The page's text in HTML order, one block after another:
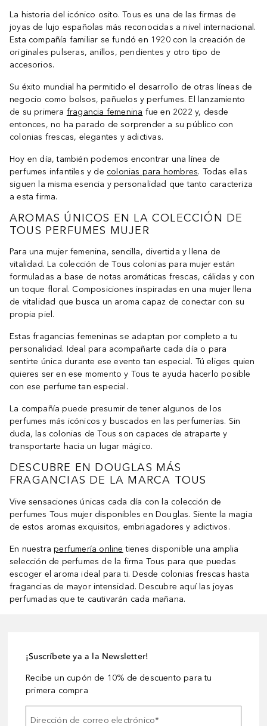
La historia del icónico osito. Tous es una de las firmas de
joyas de lujo españolas más reconocidas a nivel internacional.
Esta compañía familiar se fundó en 1920 con la creación de
originales pulseras, anillos, pendientes y otro tipo de
accesorios.
Su éxito mundial ha permitido el desarrollo de otras líneas de
negocio como bolsos, pañuelos y perfumes. El lanzamiento
de su primera fragancia femenina fue en 2022 y, desde
entonces, no ha parado de sorprender a su público con
colonias frescas, elegantes y adictivas.
Hoy en día, también podemos encontrar una línea de
perfumes infantiles y de colonias para hombres. Todas ellas
siguen la misma esencia y personalidad que tanto caracteriza
a esta firma.
AROMAS ÚNICOS EN LA COLECCIÓN DE
TOUS PERFUMES MUJER
Para una mujer femenina, sencilla, divertida y llena de
vitalidad. La colección de Tous colonias para mujer están
formuladas a base de notas aromáticas frescas, cálidas y con
un toque floral. Composiciones inspiradas en una mujer llena
de vitalidad que busca un aroma capaz de conectar con su
propia piel.
Estas fragancias femeninas se adaptan por completo a tu
personalidad. Ideal para acompañarte cada día o para
sentirte única durante ese evento tan especial. Tú eliges quien
quieres ser en ese momento y Tous te ayuda hacerlo posible
con ese perfume tan especial.
La compañía puede presumir de tener algunos de los
perfumes más icónicos y buscados en las perfumerías. Sin
duda, las colonias de Tous son capaces de atraparte y
transportarte hacia un lugar mágico.
DESCUBRE EN DOUGLAS MÁS
FRAGANCIAS DE LA MARCA TOUS
Vive sensaciones únicas cada día con la colección de
perfumes Tous mujer disponibles en Douglas. Siente la magia
de estos aromas exquisitos, embriagadores y adictivos.
En nuestraperfumería online tienes disponible una amplia
selección de perfumes de la firma Tous para que puedas
escoger el aroma ideal para ti. Desde colonias frescas hasta
fragancias de mayor intensidad. Descubre aquí las joyas
perfumadas que te cautivarán cada mañana.
¡Suscríbete ya a la Newsletter!
Recibe un cupón de 10% de descuento para tu
primera compra
Dirección de correo electrónico*